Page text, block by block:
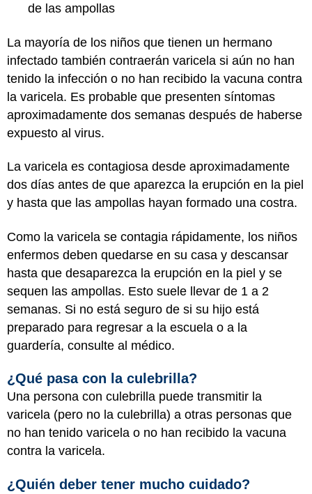
de las ampollas
La mayoría de los niños que tienen un hermano
infectado también contraerán varicela si aún no han
tenido la infección o no han recibido la vacuna contra
la varicela. Es probable que presenten síntomas
aproximadamente dos semanas después de haberse
expuesto al virus.
La varicela es contagiosa desde aproximadamente
dos días antes de que aparezca la erupción en la piel
y hasta que las ampollas hayan formado una costra.
Como la varicela se contagia rápidamente, los niños
enfermos deben quedarse en su casa y descansar
hasta que desaparezca la erupción en la piel y se
sequen las ampollas. Esto suele llevar de 1 a 2
semanas. Si no está seguro de si su hijo está
preparado para regresar a la escuela o a la
guardería, consulte al médico.
¿Qué pasa con la culebrilla?
Una persona con culebrilla puede transmitir la
varicela (pero no la culebrilla) a otras personas que
no han tenido varicela o no han recibido la vacuna
contra la varicela.
¿Quién deber tener mucho cuidado?